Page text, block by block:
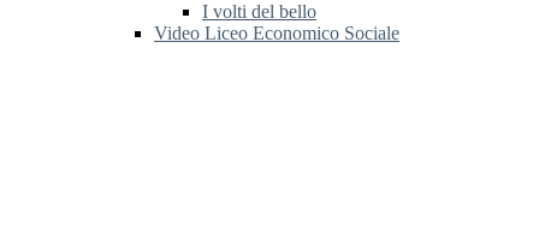
I volti del bello
Video Liceo Economico Sociale